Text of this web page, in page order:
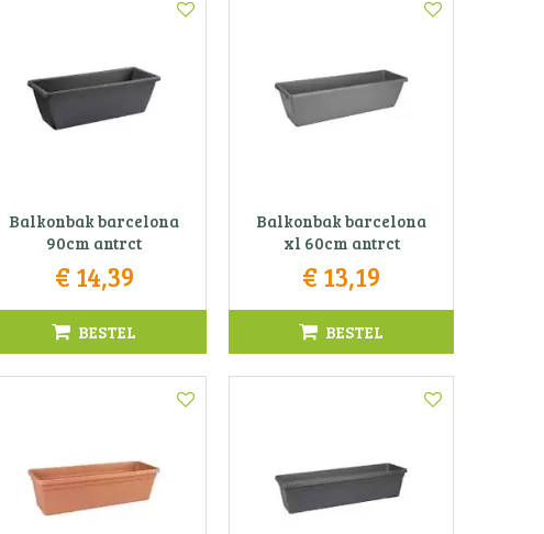
Balkonbak barcelona
90cm antrct
€ 14,39
BESTEL
Balkonbak barcelona
xl 60cm antrct
€ 13,19
BESTEL